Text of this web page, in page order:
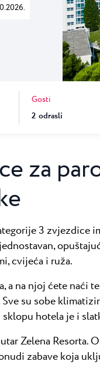
Plava Laguna
Istra Plava Laguna
Resort u Umagu, dom
Gosti
2 odrasli
za
3 zvjezdice
cvijeća i ruža.
a na njoj ćete naći
su sobe
hotela je i
Zelena Resorta.
zabave koja